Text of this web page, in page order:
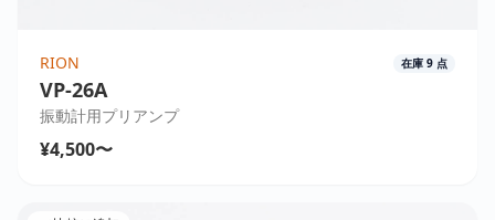
RION 在庫 9 点
VP-26A
振動計用プリアンプ
¥4,500〜